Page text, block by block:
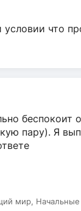
условии что
беспокоит
пару). Я
мир, Начальные